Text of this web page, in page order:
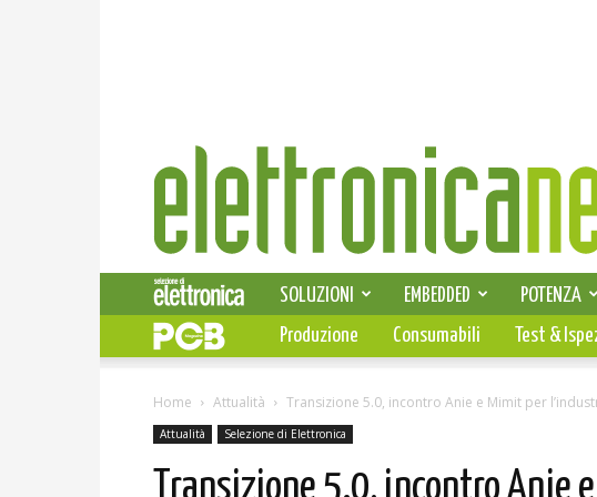
Elettronica
News
SELEZIONE
SOLUZIONI EMBEDDED POTENZA
PCB
Produzione Consumabili Test &
Home Attualità Transizione 5.0, incontro Anie e Mimit per
Attualità Selezione di Elettronica
Transizione 5.0, incontro Anie